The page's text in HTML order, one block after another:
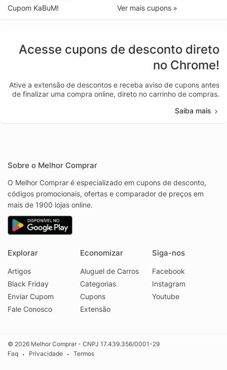
Cupom KaBuM!
Ver mais cupons »
Acesse cupons de desconto direto
no Chrome!
Ative a extensão de descontos e receba aviso de cupons antes
de finalizar uma compra online, direto no carrinho de compras.
Saiba mais
Sobre o Melhor Comprar
O Melhor Comprar é especializado em cupons de desconto,
códigos promocionais, ofertas e comparador de preços em
mais de 1900 lojas online.
Explorar
Artigos
Black Friday
Enviar Cupom
Fale Conosco
Economizar
Aluguel de Carros
Categorias
Cupons
Extensão
Siga-nos
Facebook
Instagram
Youtube
© 2026 Melhor Comprar - CNPJ 17.439.356/0001-29
Faq
• Privacidade • Termos